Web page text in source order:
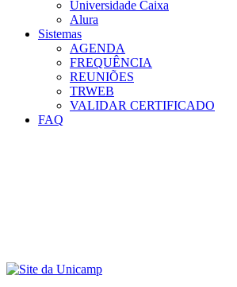
Universidade Caixa
Alura
Sistemas
AGENDA
FREQUÊNCIA
REUNIÕES
TRWEB
VALIDAR CERTIFICADO
FAQ